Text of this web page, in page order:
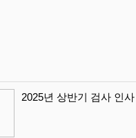
2025년 상반기 검사 인사